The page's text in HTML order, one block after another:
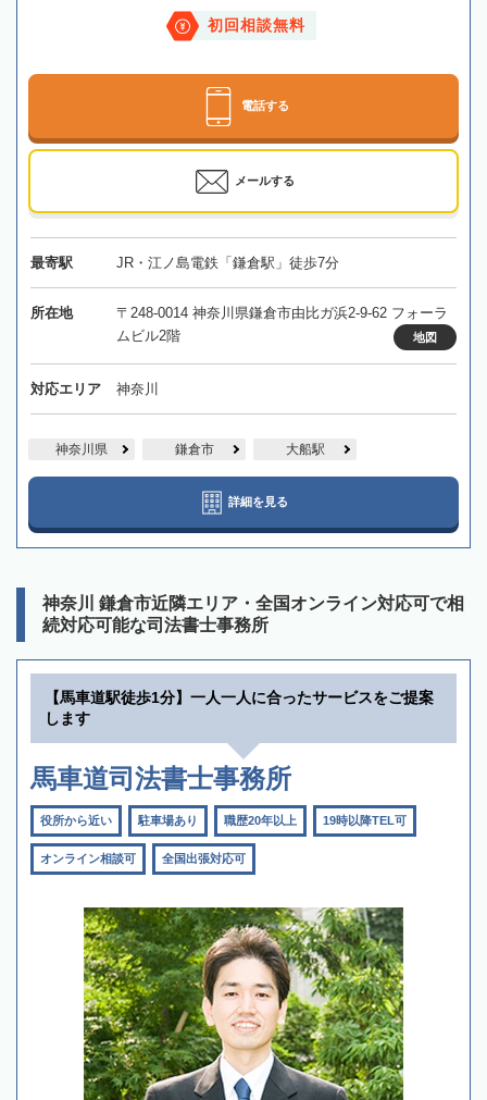
初回相談無料
電話する
メールする
最寄駅 JR・江ノ島電鉄「鎌倉駅」徒歩7分
所在地
〒248-0014 神奈川県鎌倉市由比ガ浜2-9-62 フォーラ
ムビル2階
地図
対応エリア 神奈川
神奈川県 鎌倉市 大船駅
詳細を見る
神奈川 鎌倉市近隣エリア・全国オンライン対応可で相
続対応可能な司法書士事務所
【馬車道駅徒歩1分】一人一人に合ったサービスをご提案
します
馬車道司法書士事務所
役所から近い 駐車場あり 職歴20年以上 19時以降TEL可
オンライン相談可 全国出張対応可